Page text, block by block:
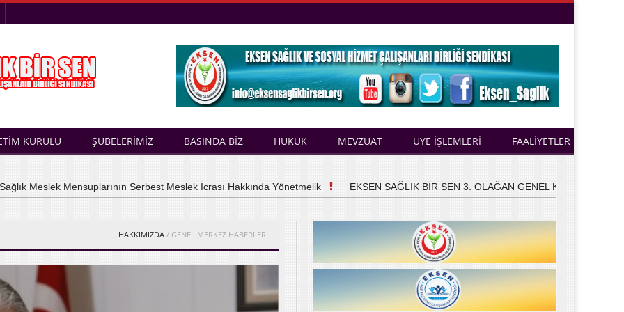
KURULU ŞUBELERİMİZ BASINDA BİZ HUKUK MEVZUAT ÜYE İŞLEMLERİ FAALİYETLER
Meslek Mensuplarının Serbest Meslek İcrası Hakkında Yönetmelik EKSEN SAĞLIK BİR SEN 3. OLAĞAN GENEL KURULUNU YAPTI
HAKKIMIZDA / GENEL MERKEZ HABERLERİ